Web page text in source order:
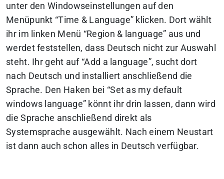
unter den Windowseinstellungen auf den
Menüpunkt “Time & Language” klicken. Dort wählt
ihr im linken Menü “Region & language” aus und
werdet feststellen, dass Deutsch nicht zur Auswahl
steht. Ihr geht auf “Add a language”, sucht dort
nach Deutsch und installiert anschließend die
Sprache. Den Haken bei “Set as my default
windows language” könnt ihr drin lassen, dann wird
die Sprache anschließend direkt als
Systemsprache ausgewählt. Nach einem Neustart
ist dann auch schon alles in Deutsch verfügbar.